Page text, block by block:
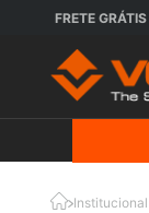
FRETE GRÁTIS
Institucional